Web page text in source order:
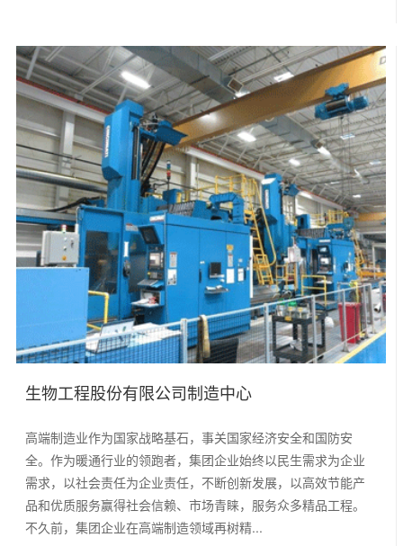
生物工程股份有限公司制造中心
高端制造业作为国家战略基石，事关国家经济安全和国防安
全。作为暖通行业的领跑者，集团企业始终以民生需求为企业
需求，以社会责任为企业责任，不断创新发展，以高效节能产
品和优质服务赢得社会信赖、市场青睐，服务众多精品工程。
不久前，集团企业在高端制造领域再树精...